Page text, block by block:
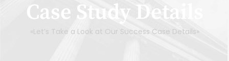
Case Study Details
«Let’s Take a Look at Our Success Case Details»